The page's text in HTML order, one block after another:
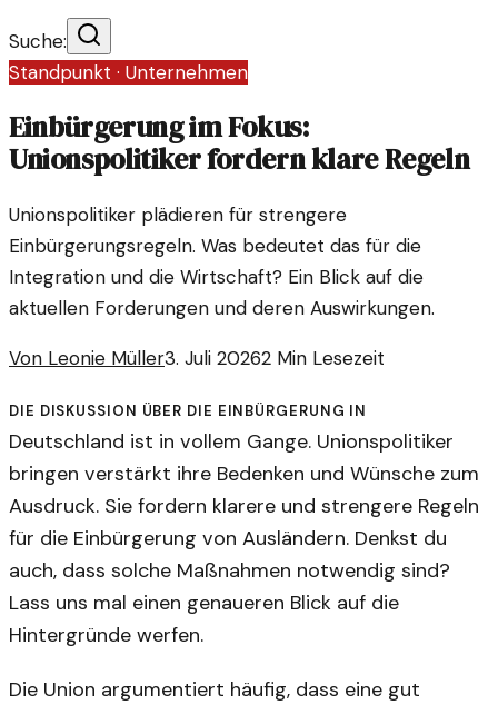
Suche:
Standpunkt · Unternehmen
Einbürgerung im Fokus:
Unionspolitiker fordern klare Regeln
Unionspolitiker plädieren für strengere
Einbürgerungsregeln. Was bedeutet das für die
Integration und die Wirtschaft? Ein Blick auf die
aktuellen Forderungen und deren Auswirkungen.
Von Leonie Müller3. Juli 20262 Min Lesezeit
Die Diskussion über die Einbürgerung in
Deutschland ist in vollem Gange. Unionspolitiker
bringen verstärkt ihre Bedenken und Wünsche zum
Ausdruck. Sie fordern klarere und strengere Regeln
für die Einbürgerung von Ausländern. Denkst du
auch, dass solche Maßnahmen notwendig sind?
Lass uns mal einen genaueren Blick auf die
Hintergründe werfen.
Die Union argumentiert häufig, dass eine gut